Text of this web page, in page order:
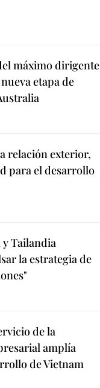
máximo dirigente
etapa de
relación exterior,
para el desarrollo
Tailandia
la estrategia de
de la
amplía
de Vietnam